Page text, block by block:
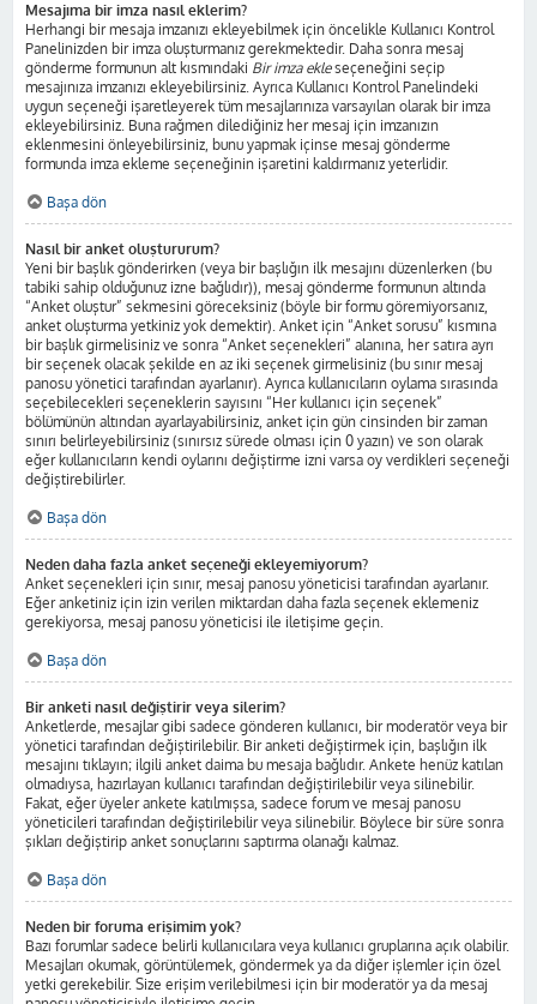
Mesajıma bir imza nasıl eklerim?
Herhangi bir mesaja imzanızı ekleyebilmek için öncelikle Kullanıcı Kontrol
Panelinizden bir imza oluşturmanız gerekmektedir. Daha sonra mesaj
gönderme formunun alt kısmındaki Bir imza ekleseçeneğini seçip
mesajınıza imzanızı ekleyebilirsiniz. Ayrıca Kullanıcı Kontrol Panelindeki
uygun seçeneği işaretleyerek tüm mesajlarınıza varsayılan olarak bir imza
ekleyebilirsiniz. Buna rağmen dilediğiniz her mesaj için imzanızın
eklenmesini önleyebilirsiniz, bunu yapmak içinse mesaj gönderme
formunda imza ekleme seçeneğinin işaretini kaldırmanız yeterlidir.
Başa dön
Nasıl bir anket oluştururum?
Yeni bir başlık gönderirken (veya bir başlığın ilk mesajını düzenlerken (bu
tabiki sahip olduğunuz izne bağlıdır)), mesaj gönderme formunun altında
“Anket oluştur” sekmesini göreceksiniz (böyle bir formu göremiyorsanız,
anket oluşturma yetkiniz yok demektir). Anket için “Anket sorusu” kısmına
bir başlık girmelisiniz ve sonra “Anket seçenekleri” alanına, her satıra ayrı
bir seçenek olacak şekilde en az iki seçenek girmelisiniz (bu sınır mesaj
panosu yönetici tarafından ayarlanır). Ayrıca kullanıcıların oylama sırasında
seçebilecekleri seçeneklerin sayısını “Her kullanıcı için seçenek”
bölümünün altından ayarlayabilirsiniz, anket için gün cinsinden bir zaman
sınırı belirleyebilirsiniz (sınırsız sürede olması için 0 yazın) ve son olarak
eğer kullanıcıların kendi oylarını değiştirme izni varsa oy verdikleri seçeneği
değiştirebilirler.
Başa dön
Neden daha fazla anket seçeneği ekleyemiyorum?
Anket seçenekleri için sınır, mesaj panosu yöneticisi tarafından ayarlanır.
Eğer anketiniz için izin verilen miktardan daha fazla seçenek eklemeniz
gerekiyorsa, mesaj panosu yöneticisi ile iletişime geçin.
Başa dön
Bir anketi nasıl değiştirir veya silerim?
Anketlerde, mesajlar gibi sadece gönderen kullanıcı, bir moderatör veya bir
yönetici tarafından değiştirilebilir. Bir anketi değiştirmek için, başlığın ilk
mesajını tıklayın; ilgili anket daima bu mesaja bağlıdır. Ankete henüz katılan
olmadıysa, hazırlayan kullanıcı tarafından değiştirilebilir veya silinebilir.
Fakat, eğer üyeler ankete katılmışsa, sadece forum ve mesaj panosu
yöneticileri tarafından değiştirilebilir veya silinebilir. Böylece bir süre sonra
şıkları değiştirip anket sonuçlarını saptırma olanağı kalmaz.
Başa dön
Neden bir foruma erişimim yok?
Bazı forumlar sadece belirli kullanıcılara veya kullanıcı gruplarına açık olabilir.
Mesajları okumak, görüntülemek, göndermek ya da diğer işlemler için özel
yetki gerekebilir. Size erişim verilebilmesi için bir moderatör ya da mesaj